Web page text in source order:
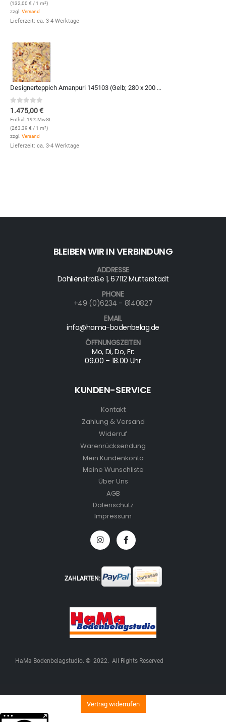
(132,00 € / 1 m²)
zzgl. Versand
Lieferzeit: ca. 3-4 Werktage
Designerteppich Amanpuri 145103 (Gelb; 280 x 200 cm)
0 out of 5
1.475,00€
Enthält 19% MwSt.
(263,39 € / 1 m²)
zzgl. Versand
Lieferzeit: ca. 3-4 Werktage
BLEIBEN WIR IN VERBINDUNG
ADDRESSE
Dahlienstraße 1, 67112 Mutterstadt
PHONE
+49 (0)6234 - 8140827
EMAIL
info@hama-bodenbelag.de
ÖFFNUNGSZEITEN
Mo, Di, Do, Fr:
09.00 – 18.00 Uhr
KUNDEN-SERVICE
Kontakt
Zahlung & Versand
Widerruf
Warenrücksendung
Mein Kundenkonto
Meine Wunschliste
Über Uns
AGB
Datenschutz
Impressum
ZAHLARTEN:
HaMa Bodenbelagstudio. © 2022. All Rights Reserved
Vertrag widerrufen
Weitere Informationen über den gesperrten Inhalt.